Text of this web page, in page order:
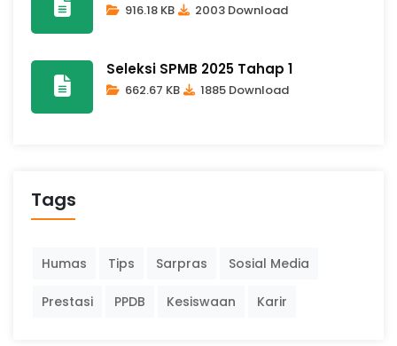
916.18 KB 2003 Download
Seleksi SPMB 2025 Tahap 1
662.67 KB 1885 Download
Tags
Humas Tips Sarpras Sosial Media
Prestasi PPDB Kesiswaan Karir